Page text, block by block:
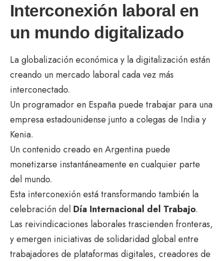
Interconexión laboral en
un mundo digitalizado
La globalización económica y la digitalización están
creando un mercado laboral cada vez más
interconectado.
Un programador en España puede trabajar para una
empresa estadounidense junto a colegas de India y
Kenia.
Un contenido creado en Argentina puede
monetizarse instantáneamente en cualquier parte
del mundo.
Esta interconexión está transformando también la
celebración del Día Internacional del Trabajo.
Las reivindicaciones laborales trascienden fronteras,
y emergen iniciativas de solidaridad global entre
trabajadores de plataformas digitales, creadores de